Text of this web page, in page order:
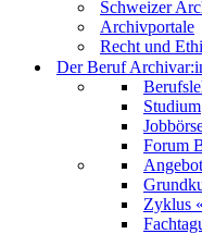
Schweizer
Archivportale
Recht und
Der Beruf
Studium
Forum
Zyklus